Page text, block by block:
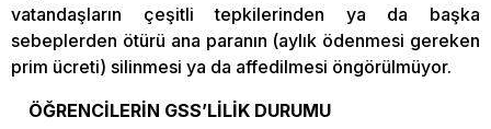
vatandaşların çeşitli tepkilerinden ya da başka
sebeplerden ötürü ana paranın (aylık ödenmesi gereken
prim ücreti) silinmesi ya da affedilmesi öngörülmüyor.
ÖĞRENCİLERİN GSS’LİLİK DURUMU